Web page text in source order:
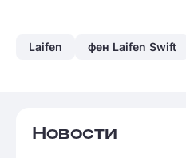
Laifen фен Laifen Swift
Новости